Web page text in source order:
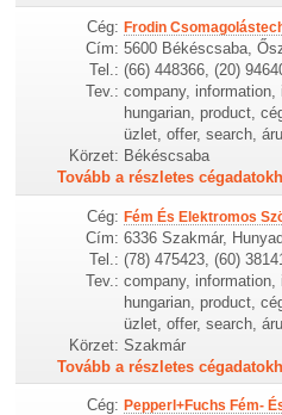
Cég: Frodin
Cím: 5600 Békéscsaba,
Tel.: (66) 448366, (20)
Tev.: company,
hungarian, product,
üzlet, offer, search, áru
Körzet: Békéscsaba
Tovább a részletes
Cég: Fém És Elektromos
Cím: 6336 Szakmár,
Tel.: (78) 475423, (60)
Tev.: company,
hungarian, product,
üzlet, offer, search, áru
Körzet: Szakmár
Tovább a részletes
Cég: Pepperl+Fuchs Fém-